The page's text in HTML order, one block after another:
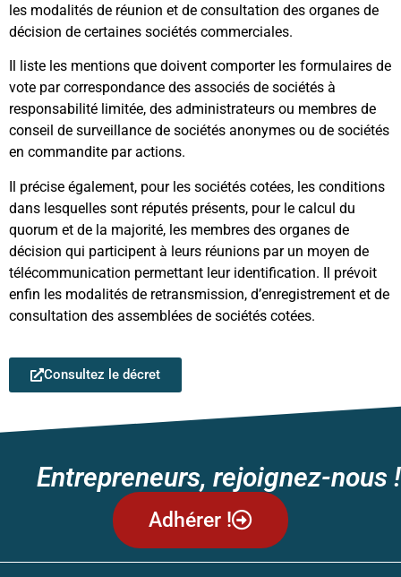
les modalités de réunion et de consultation des organes de
décision de certaines sociétés commerciales.
Il liste les mentions que doivent comporter les formulaires de
vote par correspondance des associés de sociétés à
responsabilité limitée, des administrateurs ou membres de
conseil de surveillance de sociétés anonymes ou de sociétés
en commandite par actions.
Il précise également, pour les sociétés cotées, les conditions
dans lesquelles sont réputés présents, pour le calcul du
quorum et de la majorité, les membres des organes de
décision qui participent à leurs réunions par un moyen de
télécommunication permettant leur identification. Il prévoit
enfin les modalités de retransmission, d’enregistrement et de
consultation des assemblées de sociétés cotées.
Consultez le décret
Entrepreneurs, rejoignez-nous !
Adhérer !